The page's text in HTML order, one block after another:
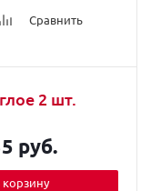
Сравнить
2 шт.
руб.
корзину